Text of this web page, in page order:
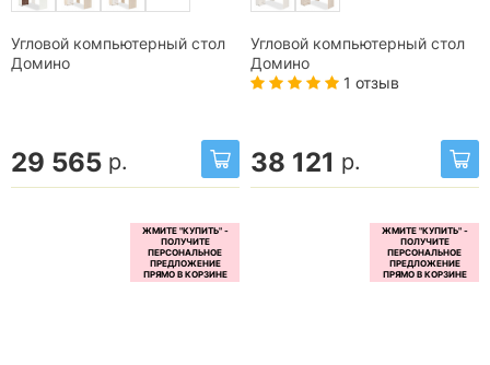
Угловой компьютерный стол
Домино
29 565 р.
Угловой компьютерный стол
Домино
1 отзыв
38 121 р.